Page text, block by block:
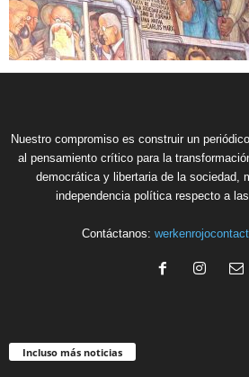
Nuestro compromiso es construir un
al pensamiento crítico para la
democrática y libertaria de la sociedad,
independencia política respecto a
Contáctanos:
Incluso más noticias